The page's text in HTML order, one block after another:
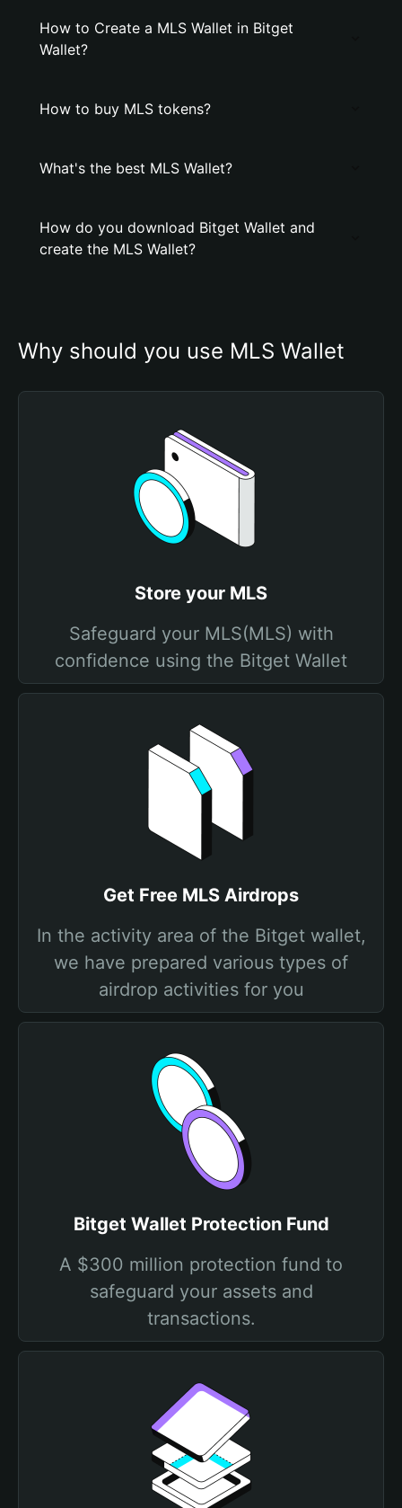
How to Create a MLS Wallet in Bitget
Wallet?
How to buy MLS tokens?
What's the best MLS Wallet?
How do you download Bitget Wallet and
create the MLS Wallet?
Why should you use MLS Wallet
Store your MLS
Safeguard your MLS(MLS) with
confidence using the Bitget Wallet
Get Free MLS Airdrops
In the activity area of the Bitget wallet,
we have prepared various types of
airdrop activities for you
Bitget Wallet Protection Fund
A $300 million protection fund to
safeguard your assets and
transactions.